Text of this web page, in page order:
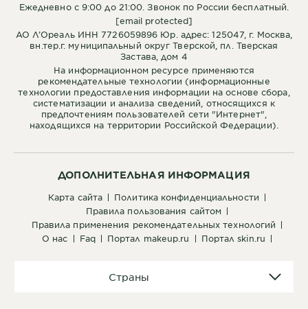
ДОПОЛНИТЕЛЬНАЯ ИНФОРМАЦИЯ
карта сайта
политика конфиденциальности
правила пользования сайтом
правила применения рекомендательных технологий
о нас
faq портал makeup.ru портал skin.ru
Страны
Ежедневно с 9:00 до 21:00. Звонок по России бесплатный.
[email protected]
АО Л’Ореаль ИНН 7726059896 Юр. адрес: 125047, г. Москва,
вн.тер.г. муниципальный округ Тверской, пл. Тверская
Застава, дом 4
На информационном ресурсе применяются
рекомендательные технологии (информационные
технологии предоставления информации на основе сбора,
систематизации и анализа сведений, относящихся к
предпочтениям пользователей сети "Интернет",
находящихся на территории Российской Федерации).